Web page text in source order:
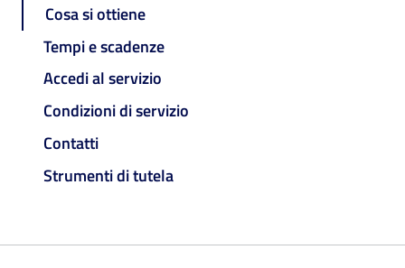
Cosa si ottiene
Tempi e scadenze
Accedi al servizio
Condizioni di servizio
Contatti
Strumenti di tutela